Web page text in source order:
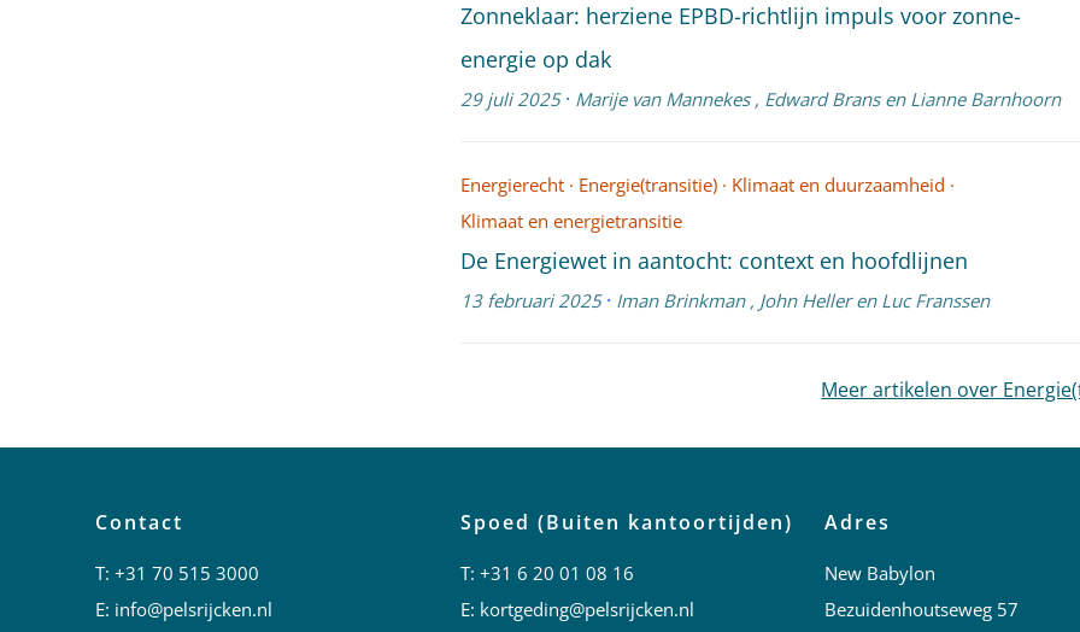
Zonneklaar: herziene EPBD-richtlijn impuls voor zonne-
energie op dak
29 juli 2025 · Marije van Mannekes , Edward Brans en Lianne Barnhoorn
Energierecht · Energie(transitie) · Klimaat en duurzaamheid ·
Klimaat en energietransitie
De Energiewet in aantocht: context en hoofdlijnen
13 februari 2025 · Iman Brinkman , John Heller en Luc Franssen
Meer artikelen over
Contact
T:+31 70 515 3000
E: info@pelsrijcken.nl
Spoed (Buiten kantoortijden)
T: +31 6 20 01 08 16
E: kortgeding@pelsrijcken.nl
Adres
New Babylon
Bezuidenhoutseweg 57